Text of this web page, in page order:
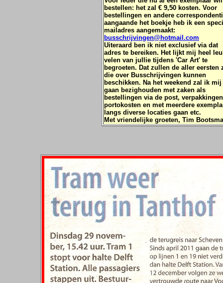
bestellen: het zal € 9,50 kosten. Voor
bestellingen en andere
aangaande het boekje heb ik een
mailadres aangemaakt:
busschrijvingen@hotmail.com
Uiteraard ben ik niet exclusief via dat
adres te bereiken. Het lijkt mij heel
velen van jullie tijdens 'Car Art' te
begroeten. Dat zullen de aller eersten
die over Busschrijvingen kunnen
beschikken. Na het weekend zal ik mij
gaan bezighouden met zaken als
bestellingen via de post,
portokosten en met meerdere
langs diverse locaties gaan etc.
Met vriendelijke groeten, Tim